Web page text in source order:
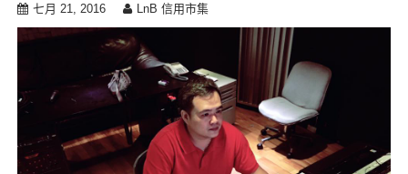
七月 21, 2016 LnB 信用市集